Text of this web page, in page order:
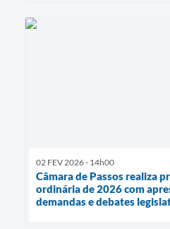
02 FEV 2026 - 14h00
Câmara de Passos realiza
ordinária de 2026 com
demandas e debates